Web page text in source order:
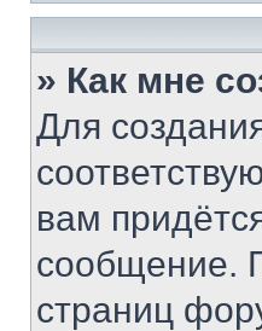
» Как мне
Для
вам
сообщение.
страниц